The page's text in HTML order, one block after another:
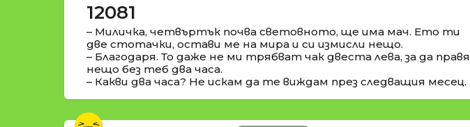
12081
– Миличка, четвъртък почва световното, ще има мач. Ето ти
две стотачки, остави ме на мира и си измисли нещо.
– Благодаря. То даже не ми трябват чак двеста лева, за да правя
нещо без теб два часа.
– Какви два часа? Не искам да те виждам през следващия месец.